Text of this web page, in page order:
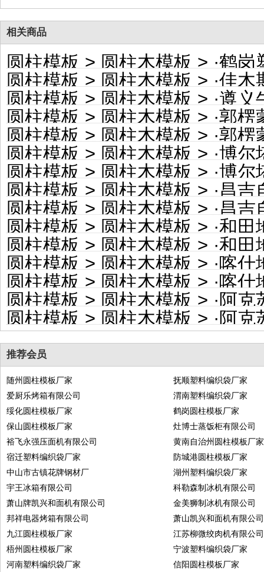
相关商品
圆柱模板>圆柱木模板> ·鹤岗塑
圆柱模板>圆柱木模板> ·佳木斯
圆柱模板>圆柱木模板> ·遵义牛
圆柱模板>圆柱木模板> ·郭楞蒙
圆柱模板>圆柱木模板> ·郭楞蒙古
圆柱模板>圆柱木模板> ·博尔塔拉
圆柱模板>圆柱木模板> ·博尔塔
圆柱模板>圆柱木模板> ·昌吉自
圆柱模板>圆柱木模板> ·昌吉自
圆柱模板>圆柱木模板> ·和田地
圆柱模板>圆柱木模板> ·和田
圆柱模板>圆柱木模板> ·喀什地
圆柱模板>圆柱木模板> ·喀什
圆柱模板>圆柱木模板> ·阿克苏
圆柱模板>圆柱木模板> ·阿克苏
推荐会员
随州圆柱模板厂家
抚顺塑料编织袋厂家
爱厨乐烤箱有限公司
渭南塑料编织袋厂家
绥化圆柱模板厂家
鹤岗圆柱模板厂家
保山圆柱模板厂家
灶博士蒸饭柜有限公司
裕飞永强压面机有限公司
黄南自治州圆柱模板厂家
宿迁塑料编织袋厂家
防城港圆柱模板厂家
中山市古镇花牌钢材厂
湖州塑料编织袋厂家
宇王冰箱有限公司
科勒森制冰机有限公司
萧山牌凯兴和面机有限公司
金美狮制冰机有限公司
邦祥电器烤箱有限公司
萧山凯兴和面机有限公司
九江圆柱模板厂家
江苏柳微绞肉机有限公司
梧州圆柱模板厂家
宁波塑料编织袋厂家
河南塑料编织袋厂家
信阳圆柱模板厂家